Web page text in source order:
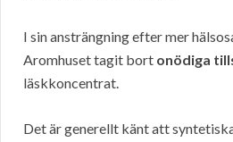
I sin ansträngning efter mer
Aromhuset tagit bort onödiga
läskkoncentrat.
Det är generellt känt att